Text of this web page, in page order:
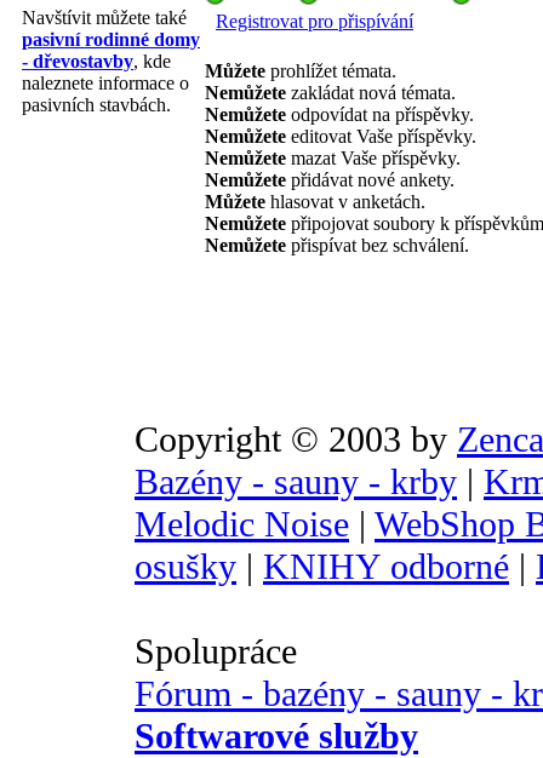
Navštívit můžete také
pasivní rodinné domy
- dřevostavby, kde
naleznete informace o
pasivních stavbách.
Registrovat pro přispívání
Můžete prohlížet témata.
Nemůžete zakládat nová témata.
Nemůžete odpovídat na příspěvky.
Nemůžete editovat Vaše příspěvky.
Nemůžete mazat Vaše příspěvky.
Nemůžete přidávat nové ankety.
Můžete hlasovat v anketách.
Nemůžete připojovat soubory k
Nemůžete přispívat bez schválení.
Copyright © 2003 by
Bazény - sauny - krby |
Melodic Noise | WebShop
osušky | KNIHY odborné |
Spolupráce
Fórum - bazény - sauny -
Softwarové služby